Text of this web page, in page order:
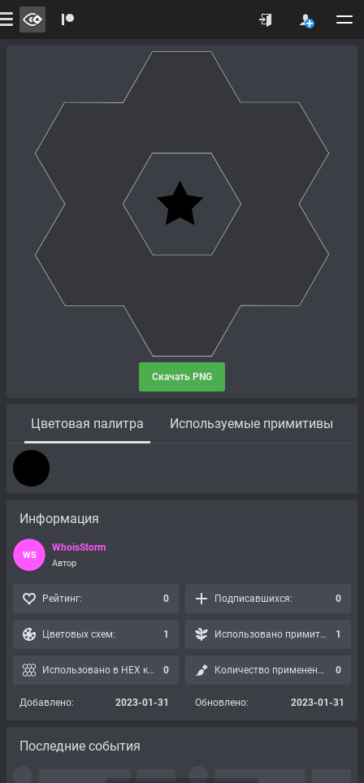
Скачать PNG
Цветовая палитра Используемые примитивы
Информация
WS
WhoisStorm
Автор
Рейтинг: 0 Подписавшихся: 0
Цветовых схем: 1 Использовано примитивов: 1
Использовано в HEX картах: 0 Количество применений: 0
Добавлено: 2023-01-31 Обновлено: 2023-01-31
Последние события